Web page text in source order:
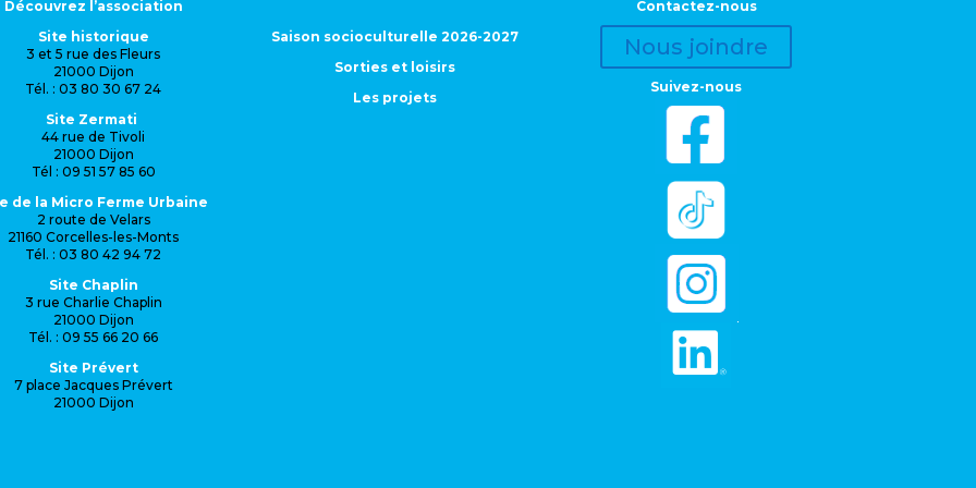
Découvrez l’association
Site historique
3 et 5 rue des Fleurs
21000 Dijon
Tél. : 03 80 30 67 24
Site Zermati
44 rue de Tivoli
21000 Dijon
Tél : 09 51 57 85 60
de la Micro Ferme Urbaine
2 route de Velars
21160 Corcelles-les-Monts
Tél. : 03 80 42 94 72
Site Chaplin
3 rue Charlie Chaplin
21000 Dijon
Tél. : 09 55 66 20 66
Site Prévert
7 place Jacques Prévert
21000 Dijon
Saison socioculturelle 2026-2027
Sorties et loisirs
Les projets
Contactez-nous
Nous joindre
Suivez-nous